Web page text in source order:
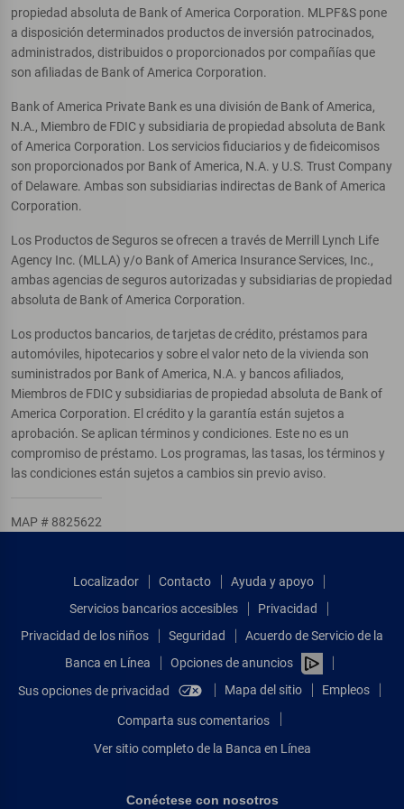
propiedad absoluta de Bank of America Corporation. MLPF&S pone
a disposición determinados productos de inversión patrocinados,
administrados, distribuidos o proporcionados por compañías que
son afiliadas de Bank of America Corporation.
Bank of America Private Bank es una división de Bank of America,
N.A., Miembro de FDIC y subsidiaria de propiedad absoluta de Bank
of America Corporation. Los servicios fiduciarios y de fideicomisos
son proporcionados por Bank of America, N.A. y U.S. Trust Company
of Delaware. Ambas son subsidiarias indirectas de Bank of America
Corporation.
Los Productos de Seguros se ofrecen a través de Merrill Lynch Life
Agency Inc. (MLLA) y/o Bank of America Insurance Services, Inc.,
ambas agencias de seguros autorizadas y subsidiarias de propiedad
absoluta de Bank of America Corporation.
Los productos bancarios, de tarjetas de crédito, préstamos para
automóviles, hipotecarios y sobre el valor neto de la vivienda son
suministrados por Bank of America, N.A. y bancos afiliados,
Miembros de FDIC y subsidiarias de propiedad absoluta de Bank of
America Corporation. El crédito y la garantía están sujetos a
aprobación. Se aplican términos y condiciones. Este no es un
compromiso de préstamo. Los programas, las tasas, los términos y
las condiciones están sujetos a cambios sin previo aviso.
MAP # 8825622
Localizador Contacto
Ayuda y apoyo
Servicios bancarios accesibles
Privacidad
Privacidad de los niños
Seguridad
Acuerdo de Servicio de la
Banca en Línea
Opciones de anuncios
Sus opciones de privacidad
Mapa del sitio Empleos
Comparta sus comentarios
Ver sitio completo de la Banca en Línea
Conéctese con nosotros